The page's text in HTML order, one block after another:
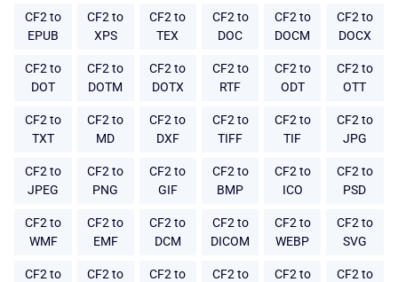
CF2 to
EPUB
CF2 to
XPS
CF2 to
TEX
CF2 to
DOC
CF2 to
DOCM
CF2 to
DOCX
CF2 to
DOT
CF2 to
DOTM
CF2 to
DOTX
CF2 to
RTF
CF2 to
ODT
CF2 to
OTT
CF2 to
TXT
CF2 to
MD
CF2 to
DXF
CF2 to
TIFF
CF2 to
TIF
CF2 to
JPG
CF2 to
JPEG
CF2 to
PNG
CF2 to
GIF
CF2 to
BMP
CF2 to
ICO
CF2 to
PSD
CF2 to
WMF
CF2 to
EMF
CF2 to
DCM
CF2 to
DICOM
CF2 to
WEBP
CF2 to
SVG
CF2 to
CF2 to
CF2 to
CF2 to
CF2 to
CF2 to